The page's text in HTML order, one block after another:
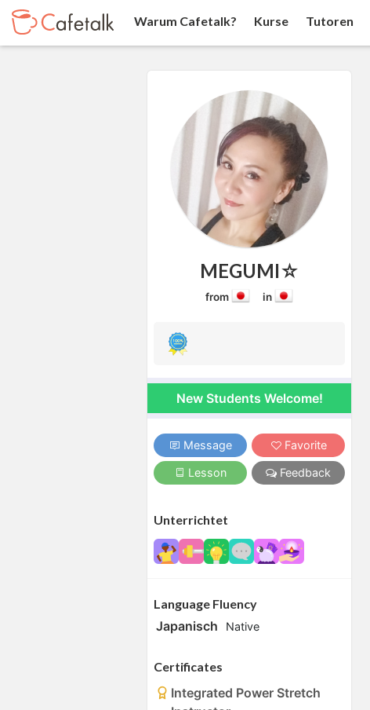
Warum Cafetalk? Kurse Tutoren
MEGUMI☆
from in
New Students Welcome!
Message Favorite
Lesson Feedback
Unterrichtet
Language Fluency
Japanisch Native
Certificates
Integrated Power Stretch